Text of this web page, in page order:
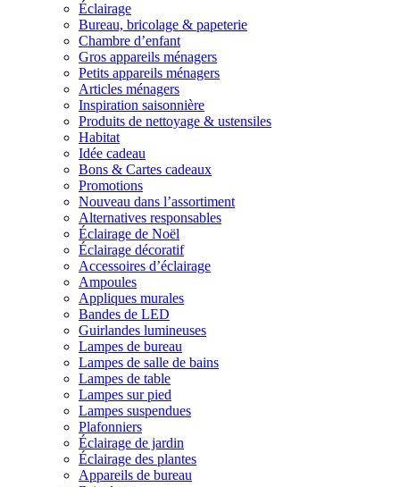
Éclairage
Bureau, bricolage & papeterie
Chambre d’enfant
Gros appareils ménagers
Petits appareils ménagers
Articles ménagers
Inspiration saisonnière
Produits de nettoyage & ustensiles
Habitat
Idée cadeau
Bons & Cartes cadeaux
Promotions
Nouveau dans l’assortiment
Alternatives responsables
Éclairage de Noël
Éclairage décoratif
Accessoires d’éclairage
Ampoules
Appliques murales
Bandes de LED
Guirlandes lumineuses
Lampes de bureau
Lampes de salle de bains
Lampes de table
Lampes sur pied
Lampes suspendues
Plafonniers
Éclairage de jardin
Éclairage des plantes
Appareils de bureau